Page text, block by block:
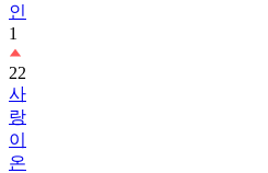
인
1
22
사
랑
이
온